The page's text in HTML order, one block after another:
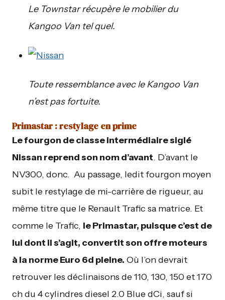
Le Townstar récupère le mobilier du
Kangoo Van tel quel.
Toute ressemblance avec le Kangoo Van
n’est pas fortuite.
Primastar : restylage en prime
Le fourgon de classe intermédiaire siglé
Nissan reprend son nom d’avant. D’avant le
NV300, donc. Au passage, ledit fourgon moyen
subit le restylage de mi-carrière de rigueur, au
même titre que le Renault Trafic sa matrice. Et
comme le Trafic, le Primastar, puisque c’est de
lui dont il s’agit, convertit son offre moteurs
à la norme Euro 6d pleine. Où l’on devrait
retrouver les déclinaisons de 110, 130, 150 et 170
ch du 4 cylindres diesel 2.0 Blue dCi, sauf si